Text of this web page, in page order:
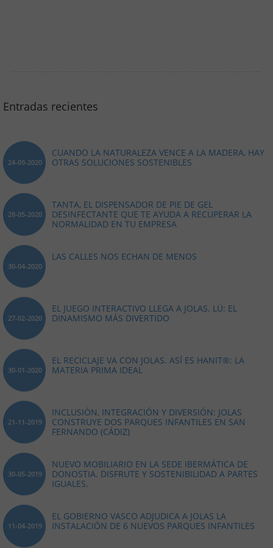
Entradas recientes
24-09-2020
CUANDO LA NATURALEZA VENCE A LA MADERA, HAY
OTRAS SOLUCIONES SOSTENIBLES
28-05-2020
TANTA, EL DISPENSADOR DE PIE DE GEL
DESINFECTANTE QUE TE AYUDA A RECUPERAR LA
NORMALIDAD EN TU EMPRESA
30-04-2020
LAS CALLES NOS ECHAN DE MENOS
27-02-2020
EL JUEGO INTERACTIVO LLEGA A JOLAS. LÜ: EL
DINAMISMO MÁS DIVERTIDO
30-01-2020
EL RECICLAJE VA CON JOLAS. ASÍ ES HANIT®: LA
MATERIA PRIMA IDEAL
21-11-2019
INCLUSIÓN, INTEGRACIÓN Y DIVERSIÓN: JOLAS
CONSTRUYE DOS PARQUES INFANTILES EN SAN
FERNANDO (CÁDIZ)
30-05-2019
NUEVO MOBILIARIO EN LA SEDE IBERMÁTICA DE
DONOSTIA. DISFRUTE Y SOSTENIBILIDAD A PARTES
IGUALES.
11-04-2019
EL GOBIERNO VASCO ADJUDICA A JOLAS LA
INSTALACIÓN DE 6 NUEVOS PARQUES INFANTILES